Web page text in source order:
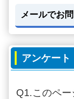
メールでお
アンケート
Q1.このペ